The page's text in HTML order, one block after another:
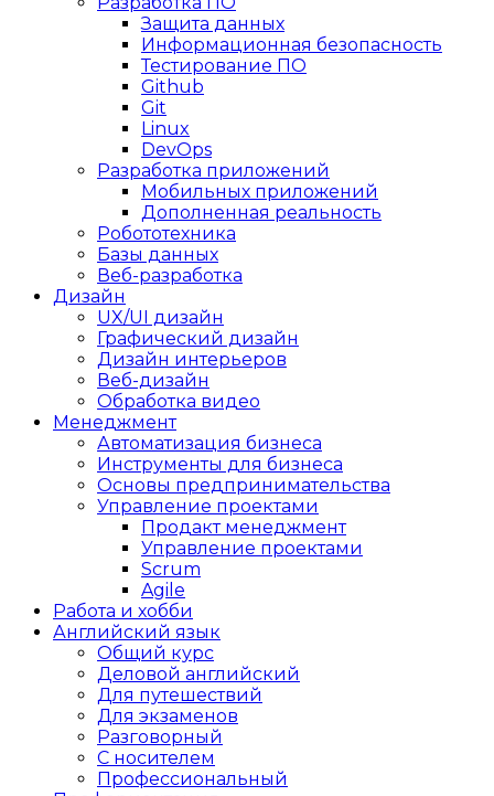
Защита данных
Информационная безопасность
Тестирование ПО
Github
Git
Linux
DevOps
Разработка приложений
Мобильных приложений
Дополненная реальность
Робототехника
Базы данных
Веб-разработка
Дизайн
UX/UI дизайн
Графический дизайн
Дизайн интерьеров
Веб-дизайн
Обработка видео
Менеджмент
Автоматизация бизнеса
Инструменты для бизнеса
Основы предпринимательства
Управление проектами
Продакт менеджмент
Управление проектами
Scrum
Agile
Работа и хобби
Английский язык
Общий курс
Деловой английский
Для путешествий
Для экзаменов
Разговорный
С носителем
Профессиональный